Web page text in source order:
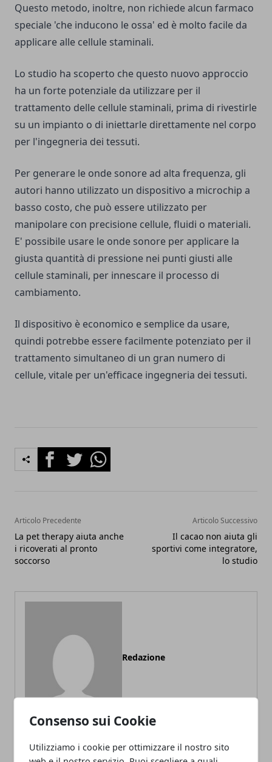
Consenso sui Cookie
Utilizziamo i cookie per ottimizzare il nostro sito
Questo metodo, inoltre, non richiede alcun farmaco
speciale 'che inducono le ossa' ed è molto facile da
applicare alle cellule staminali.
Lo studio ha scoperto che questo nuovo approccio
ha un forte potenziale da utilizzare per il
trattamento delle cellule staminali, prima di rivestirle
su un impianto o di iniettarle direttamente nel corpo
per l'ingegneria dei tessuti.
Per generare le onde sonore ad alta frequenza, gli
autori hanno utilizzato un dispositivo a microchip a
basso costo, che può essere utilizzato per
manipolare con precisione cellule, fluidi o materiali.
E' possibile usare le onde sonore per applicare la
giusta quantità di pressione nei punti giusti alle
cellule staminali, per innescare il processo di
cambiamento.
Il dispositivo è economico e semplice da usare,
quindi potrebbe essere facilmente potenziato per il
trattamento simultaneo di un gran numero di
cellule, vitale per un'efficace ingegneria dei tessuti.
FacebookTwitterWhatsapp
Articolo Precedente
La pet therapy aiuta anche
i ricoverati al pronto
soccorso
Articolo Successivo
Il cacao non aiuta gli
sportivi come integratore,
lo studio
Redazione